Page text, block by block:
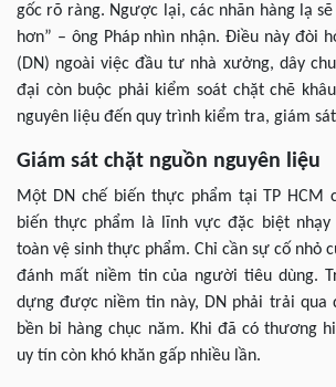
gốc rõ ràng. Ngược lại, các nhãn hàng lạ
hơn” – ông Pháp nhìn nhận. Điều này đòi
(DN) ngoài việc đầu tư nhà xưởng, dây
đại còn buộc phải kiểm soát chặt chẽ
nguyên liệu đến quy trình kiểm tra, giám
Giám sát chặt nguồn nguyên liệu
Một DN chế biến thực phẩm tại TP HCM
biến thực phẩm là lĩnh vực đặc biệt
toàn vệ sinh thực phẩm. Chỉ cần sự cố nhỏ
đánh mất niềm tin của người tiêu dùng.
dựng được niềm tin này, DN phải trải qua
bền bỉ hàng chục năm. Khi đã có thương
uy tín còn khó khăn gấp nhiều lần.